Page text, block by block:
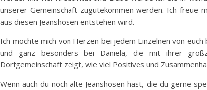
unserer Gemeinschaft zugutekommen werden. Ich freue
aus diesen Jeanshosen entstehen wird.
Ich möchte mich von Herzen bei jedem Einzelnen von
und ganz besonders bei Daniela, die mit ihrer
Dorfgemeinschaft zeigt, wie viel Positives und
Wenn auch du noch alte Jeanshosen hast, die du gerne